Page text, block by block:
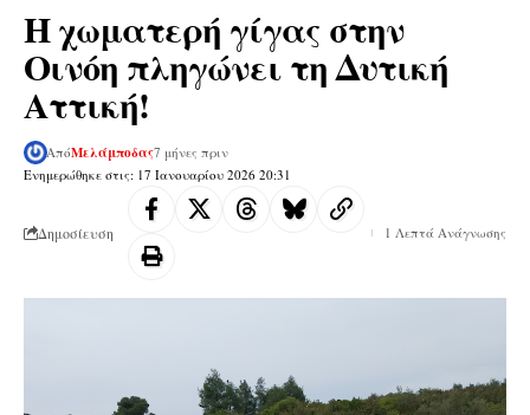
Η χωματερή γίγας στην
Οινόη πληγώνει τη Δυτική
Αττική!
Ενημερώθηκε στις: 17 Ιανουαρίου 2026 20:31
ΑπόΜελάμποδας7 μήνες πριν
Δημοσίευση 1 Λεπτά Ανάγνωσης